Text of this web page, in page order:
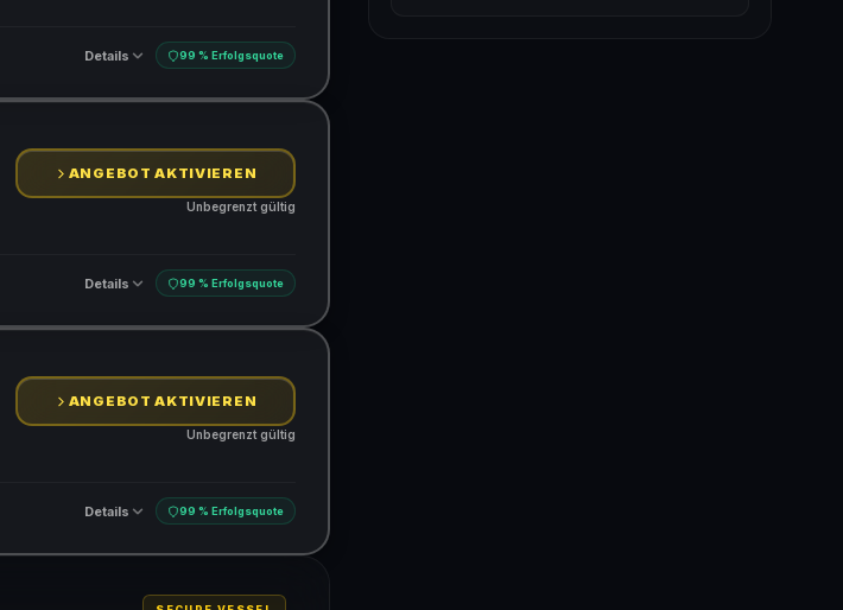
Details 99 % Erfolgsquote
ANGEBOT AKTIVIEREN
Unbegrenzt gültig
Details 99 % Erfolgsquote
ANGEBOT AKTIVIEREN
Unbegrenzt gültig
Details 99 % Erfolgsquote